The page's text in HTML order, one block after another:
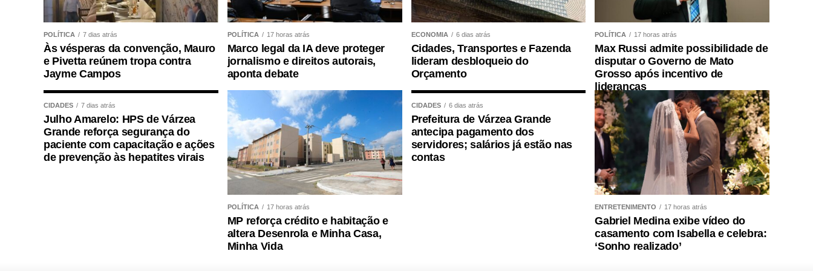
concurso histórico, graças à oportunidade que o Juca nos deu para realizarmos esse
declarou o presidente da instituição.
Ao final do encontro, Juca reforçou a importância da valorização do serviço público por meio
de concursos realizados com responsabilidade, transparência e igualdade de oportunidades
para todos os candidatos.
Messenger
LinkedIn
Share
POLÍTICA 7 dias atrás
Às vésperas da convenção, Mauro
e Pivetta reúnem tropa contra
Jayme Campos
POLÍTICA 17 horas atrás
Marco legal da IA deve proteger
jornalismo e direitos autorais,
aponta debate
ECONOMIA 6 dias atrás
Cidades, Transportes e Fazenda
lideram desbloqueio do
Orçamento
POLÍTICA 17 horas atrás
Max Russi admite possibilidade de
disputar o Governo de Mato
Grosso após incentivo de
lideranças
CIDADES 7 dias atrás
Julho Amarelo: HPS de Várzea
Grande reforça segurança do
paciente com capacitação e ações
de prevenção às hepatites virais
POLÍTICA 17 horas atrás
MP reforça crédito e habitação e
altera Desenrola e Minha Casa,
Minha Vida
CIDADES 6 dias atrás
Prefeitura de Várzea Grande
antecipa pagamento dos
servidores; salários já estão nas
contas
ENTRETENIMENTO 17 horas atrás
Gabriel Medina exibe vídeo do
casamento com Isabella e celebra:
‘Sonho realizado’